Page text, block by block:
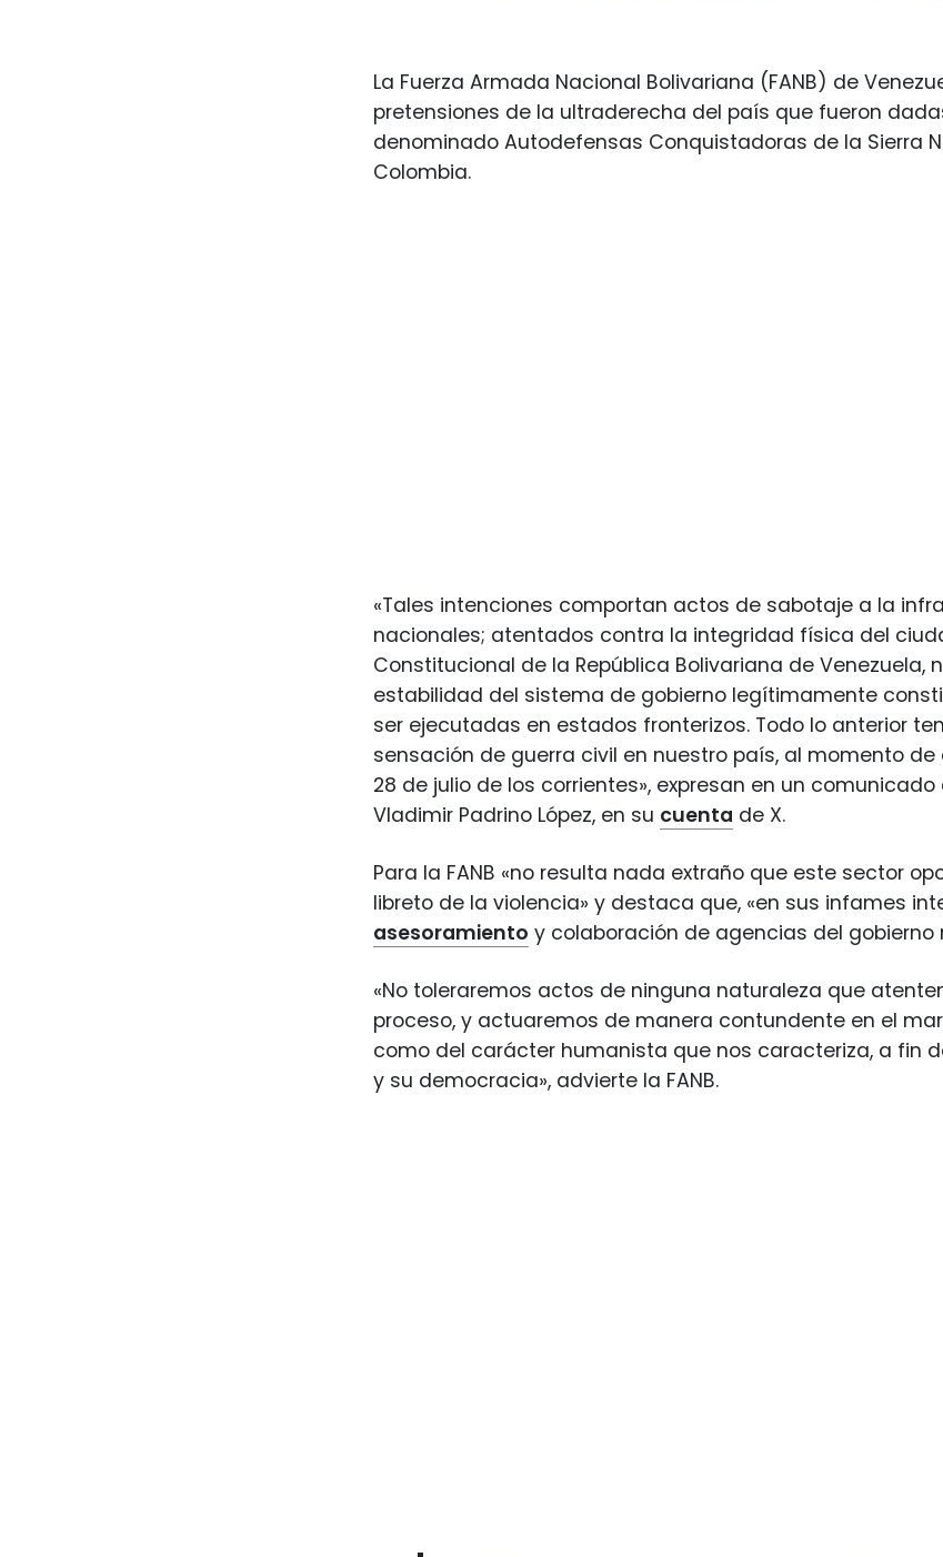
La Fuerza Armada Nacional Bolivariana (FANB) de
pretensiones de la ultraderecha del país que fueron
denominado Autodefensas Conquistadoras de la Sierra
Colombia.
«Tales intenciones comportan actos de sabotaje a la
nacionales; atentados contra la integridad física del
Constitucional de la República Bolivariana de
estabilidad del sistema de gobierno legítimamente
ser ejecutadas en estados fronterizos. Todo lo anterior
sensación de guerra civil en nuestro país, al momento
28 de julio de los corrientes», expresan en un
Vladimir Padrino López, en su cuenta de X.
Para la FANB «no resulta nada extraño que este sector
libreto de la violencia» y destaca que, «en sus infames
asesoramiento y colaboración de agencias del gobierno
«No toleraremos actos de ninguna naturaleza que
proceso, y actuaremos de manera contundente en el
como del carácter humanista que nos caracteriza, a fin
y su democracia», advierte la FANB.